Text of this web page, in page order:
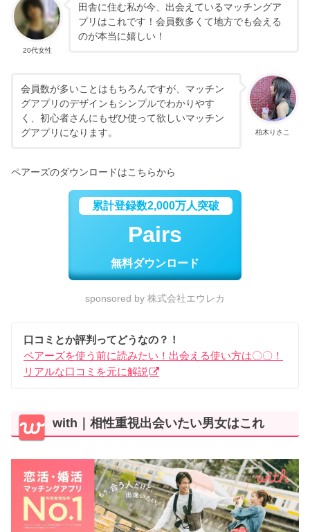
20代女性
田舎に住む私が今、出会えているマッチングア
プリはこれです！会員数多くて地方でも会える
のが本当に嬉しい！
柏木りさこ
会員数が多いことはもちろんですが、マッチン
グアプリのデザインもシンプルでわかりやす
く、初心者さんにもぜひ使って欲しいマッチン
グアプリになります。
ペアーズのダウンロードはこちらから
累計登録数2,000万人突破
Pairs
無料ダウンロード
sponsored by 株式会社エウレカ
口コミとか評判ってどうなの？！
ペアーズを使う前に読みたい！出会える使い方は〇〇！
リアルな口コミを元に解説
with｜相性重視出会いたい男女はこれ